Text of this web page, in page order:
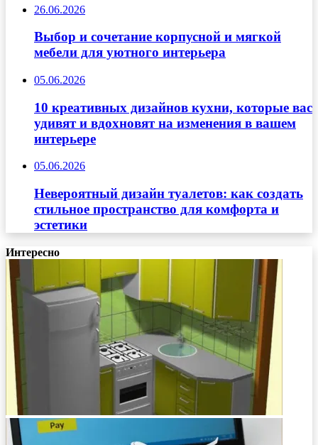
26.06.2026
Выбор и сочетание корпусной и мягкой
мебели для уютного интерьера
05.06.2026
10 креативных дизайнов кухни, которые вас
удивят и вдохновят на изменения в вашем
интерьере
05.06.2026
Невероятный дизайн туалетов: как создать
стильное пространство для комфорта и
эстетики
Интересно